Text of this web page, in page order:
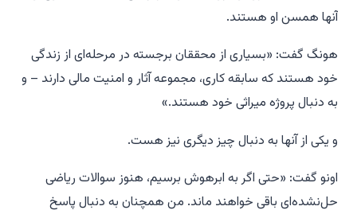
آنها همسن او هستند.
هونگ گفت: «بسیاری از محققان برجسته در مرحله‌ای از زندگی
خود هستند که سابقه کاری، مجموعه آثار و امنیت مالی دارند – و
به دنبال پروژه میراثی خود هستند.»
و یکی از آنها به دنبال چیز دیگری نیز هست.
اونو گفت: «حتی اگر به ابرهوش برسیم، هنوز سوالات ریاضی
حل‌نشده‌ای باقی خواهند ماند. من همچنان به دنبال پاسخ